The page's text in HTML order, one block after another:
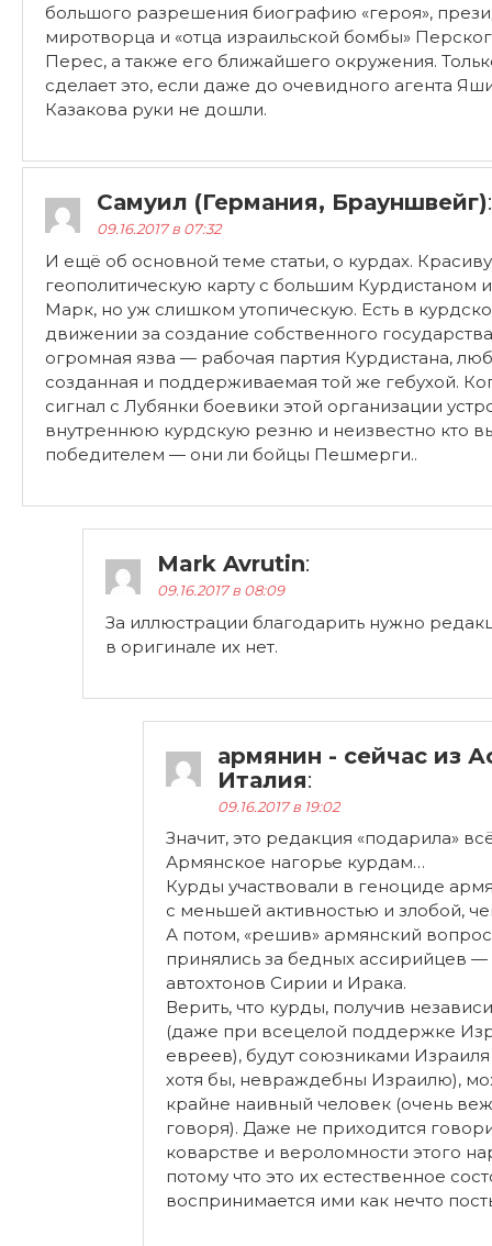
большого разрешения биографию «героя»,
миротворца и «отца израильской бомбы»
Перес, а также его ближайшего окружения.
сделает это, если даже до очевидного агента
Казакова руки не дошли.
Самуил (Германия, Брауншвейг):
09.16.2017 в 07:32
И ещё об основной теме статьи, о курдах.
геополитическую карту с большим Курдистаном
Марк, но уж слишком утопическую. Есть в
движении за создание собственного
огромная язва — рабочая партия Курдистана,
созданная и поддерживаемая той же гебухой.
сигнал с Лубянки боевики этой организации
внутреннюю курдскую резню и неизвестно кто
победителем — они ли бойцы Пешмерги..
Mark Avrutin:
09.16.2017 в 08:09
За иллюстрации благодарить нужно
в оригинале их нет.
армянин - сейчас из
Италия:
09.16.2017 в 19:02
Значит, это редакция «подарила»
Армянское нагорье курдам…
Курды участвовали в геноциде
с меньшей активностью и злобой,
А потом, «решив» армянский
принялись за бедных ассирийцев —
автохтонов Сирии и Ирака.
Верить, что курды, получив
(даже при всецелой поддержке
евреев), будут союзниками Израиля
хотя бы, невраждебны Израилю),
крайне наивный человек (очень
говоря). Даже не приходится
коварстве и вероломности этого
потому что это их естественное
воспринимается ими как нечто